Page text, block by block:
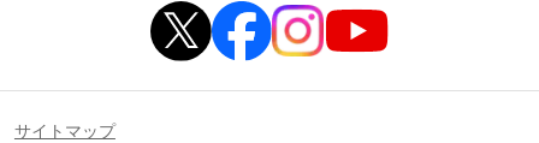
サイトマップ